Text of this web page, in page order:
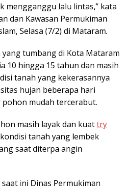
mengganggu lalu lintas,” kata
dan Kawasan Permukiman
Selasa (7/2) di Mataram.
tumbang di Kota Mataram
10 hingga 15 tahun dan masih
tanah yang kekerasannya
hujan beberapa hari
mudah tercerabut.
masih layak dan kuattry
tanah yang lembek
saat diterpa angin
ini Dinas Permukiman